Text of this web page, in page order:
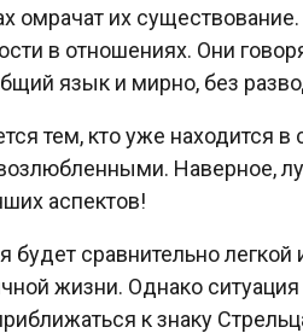
омрачат их
в отношениях. Они
язык и мирно, без
тем, кто уже находится
Наверное,
аспектов!
будет сравнительно
жизни. Однако
к знаку